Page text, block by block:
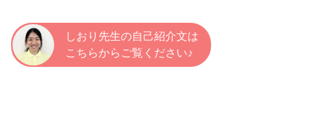
しおり先生の自己紹介文は
こちらからご覧ください♪